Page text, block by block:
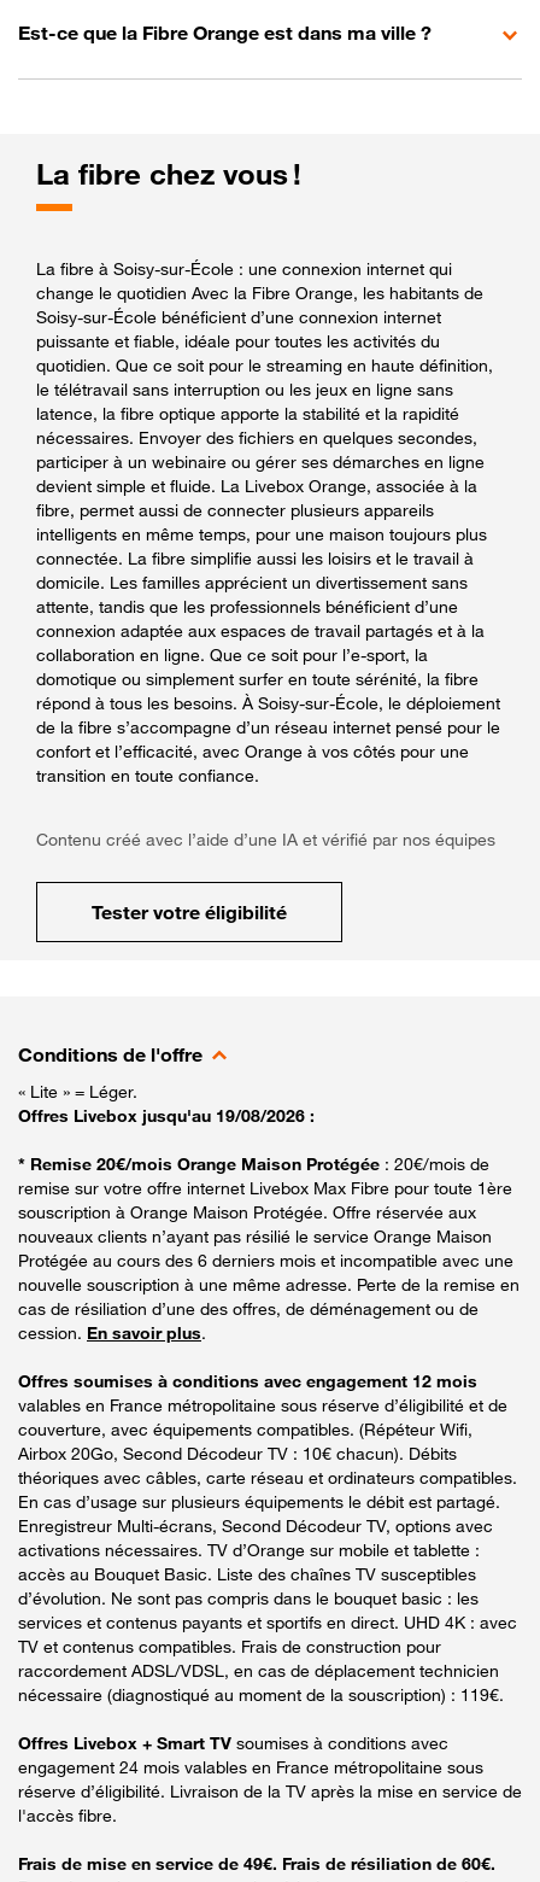
Est-ce que la Fibre Orange est dans ma ville ?
La fibre chez vous !
La fibre à Soisy-sur-École : une connexion internet qui
change le quotidien Avec la Fibre Orange, les habitants de
Soisy-sur-École bénéficient d’une connexion internet
puissante et fiable, idéale pour toutes les activités du
quotidien. Que ce soit pour le streaming en haute définition,
le télétravail sans interruption ou les jeux en ligne sans
latence, la fibre optique apporte la stabilité et la rapidité
nécessaires. Envoyer des fichiers en quelques secondes,
participer à un webinaire ou gérer ses démarches en ligne
devient simple et fluide. La Livebox Orange, associée à la
fibre, permet aussi de connecter plusieurs appareils
intelligents en même temps, pour une maison toujours plus
connectée. La fibre simplifie aussi les loisirs et le travail à
domicile. Les familles apprécient un divertissement sans
attente, tandis que les professionnels bénéficient d’une
connexion adaptée aux espaces de travail partagés et à la
collaboration en ligne. Que ce soit pour l’e-sport, la
domotique ou simplement surfer en toute sérénité, la fibre
répond à tous les besoins. À Soisy-sur-École, le déploiement
de la fibre s’accompagne d’un réseau internet pensé pour le
confort et l’efficacité, avec Orange à vos côtés pour une
transition en toute confiance.
Contenu créé avec l’aide d’une IA et vérifié par nos équipes
Tester votre éligibilité
Conditions de l'offre
« Lite » = Léger.
Offres Livebox jusqu'au 19/08/2026 :
* Remise 20€/mois Orange Maison Protégée : 20€/mois de
remise sur votre offre internet Livebox Max Fibre pour toute 1ère
souscription à Orange Maison Protégée. Offre réservée aux
nouveaux clients n’ayant pas résilié le service Orange Maison
Protégée au cours des 6 derniers mois et incompatible avec une
nouvelle souscription à une même adresse. Perte de la remise en
cas de résiliation d’une des offres, de déménagement ou de
cession. En savoir plus.
Offres soumises à conditions avec engagement 12 mois
valables en France métropolitaine sous réserve d’éligibilité et de
couverture, avec équipements compatibles. (Répéteur Wifi,
Airbox 20Go, Second Décodeur TV : 10€ chacun). Débits
théoriques avec câbles, carte réseau et ordinateurs compatibles.
En cas d’usage sur plusieurs équipements le débit est partagé.
Enregistreur Multi-écrans, Second Décodeur TV, options avec
activations nécessaires. TV d’Orange sur mobile et tablette :
accès au Bouquet Basic. Liste des chaînes TV susceptibles
d’évolution. Ne sont pas compris dans le bouquet basic : les
services et contenus payants et sportifs en direct. UHD 4K : avec
TV et contenus compatibles. Frais de construction pour
raccordement ADSL/VDSL, en cas de déplacement technicien
nécessaire (diagnostiqué au moment de la souscription) : 119€.
Offres Livebox + Smart TV soumises à conditions avec
engagement 24 mois valables en France métropolitaine sous
réserve d’éligibilité. Livraison de la TV après la mise en service de
l'accès fibre.
Frais de mise en service de 49€. Frais de résiliation de 60€.